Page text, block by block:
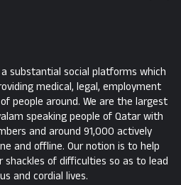
substantial social platforms which
medical, legal, employment
people around. We are the largest
speaking people of Qatar with
and around 91,000 actively
and offline. Our notion is to help
of difficulties so as to lead
and cordial lives.